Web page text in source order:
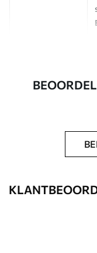
Artikelnummer
Beschikbare
Standaard